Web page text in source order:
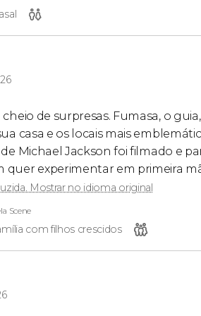
cheio de surpresas. Fumasa, o
casa e os locais mais
Michael Jackson foi filmado e
quer experimentar em primeira
Mostrar no idioma original
Scene
com filhos crescidos